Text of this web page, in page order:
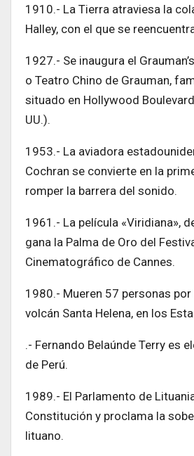
1910.- La Tierra atraviesa la
Halley, con el que se
1927.- Se inaugura el
o Teatro Chino de Grauman,
situado en Hollywood
UU.).
1953.- La aviadora
Cochran se convierte en la
romper la barrera del sonido.
1961.- La película «Viridiana»,
gana la Palma de Oro del
Cinematográfico de Cannes.
1980.- Mueren 57 personas
volcán Santa Helena, en los
.- Fernando Belaúnde Terry es
de Perú.
1989.- El Parlamento de
Constitución y proclama la
lituano.